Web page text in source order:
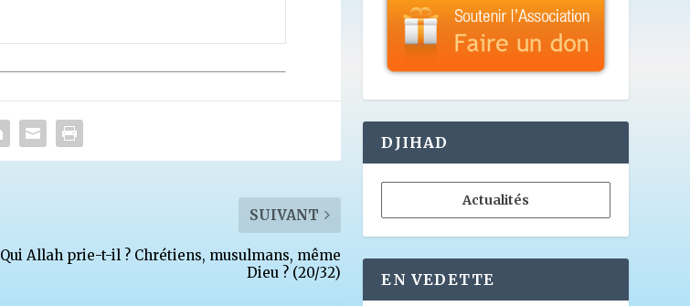
SUIVANT
Qui Allah prie-t-il ? Chrétiens, musulmans, même
Dieu ? (20/32)
DJIHAD
Actualités
EN VEDETTE